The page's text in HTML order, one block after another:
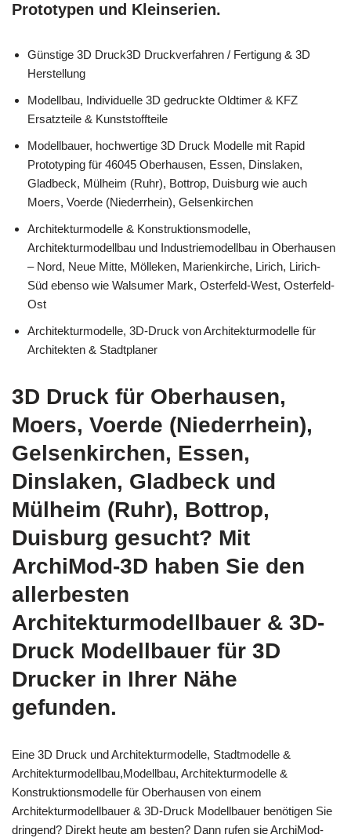
Prototypen und Kleinserien.
Günstige 3D Druck3D Druckverfahren / Fertigung & 3D
Herstellung
Modellbau, Individuelle 3D gedruckte Oldtimer & KFZ
Ersatzteile & Kunststoffteile
Modellbauer, hochwertige 3D Druck Modelle mit Rapid
Prototyping für 46045 Oberhausen, Essen, Dinslaken,
Gladbeck, Mülheim (Ruhr), Bottrop, Duisburg wie auch
Moers, Voerde (Niederrhein), Gelsenkirchen
Architekturmodelle & Konstruktionsmodelle,
Architekturmodellbau und Industriemodellbau in Oberhausen
– Nord, Neue Mitte, Mölleken, Marienkirche, Lirich, Lirich-
Süd ebenso wie Walsumer Mark, Osterfeld-West, Osterfeld-
Ost
Architekturmodelle, 3D-Druck von Architekturmodelle für
Architekten & Stadtplaner
3D Druck für Oberhausen,
Moers, Voerde (Niederrhein),
Gelsenkirchen, Essen,
Dinslaken, Gladbeck und
Mülheim (Ruhr), Bottrop,
Duisburg gesucht? Mit
ArchiMod-3D haben Sie den
allerbesten
Architekturmodellbauer & 3D-
Druck Modellbauer für 3D
Drucker in Ihrer Nähe
gefunden.
Eine 3D Druck und Architekturmodelle, Stadtmodelle &
Architekturmodellbau,Modellbau, Architekturmodelle &
Konstruktionsmodelle für Oberhausen von einem
Architekturmodellbauer & 3D-Druck Modellbauer benötigen Sie
dringend? Direkt heute am besten? Dann rufen sie ArchiMod-